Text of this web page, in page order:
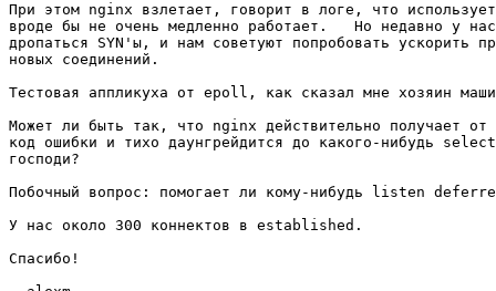
При этом nginx взлетает, говорит в логе, что
вроде бы не очень медленно работает.   Но недавно у
дропаться SYN'ы, и нам советуют попробовать ускорить
новых соединений.
Тестовая аппликуха от epoll, как сказал мне хозяин
Может ли быть так, что nginx действительно получает
код ошибки и тихо даунгрейдится до какого-нибудь
господи?
Побочный вопрос: помогает ли кому-нибудь listen
У нас около 300 коннектов в established.
Спасибо!